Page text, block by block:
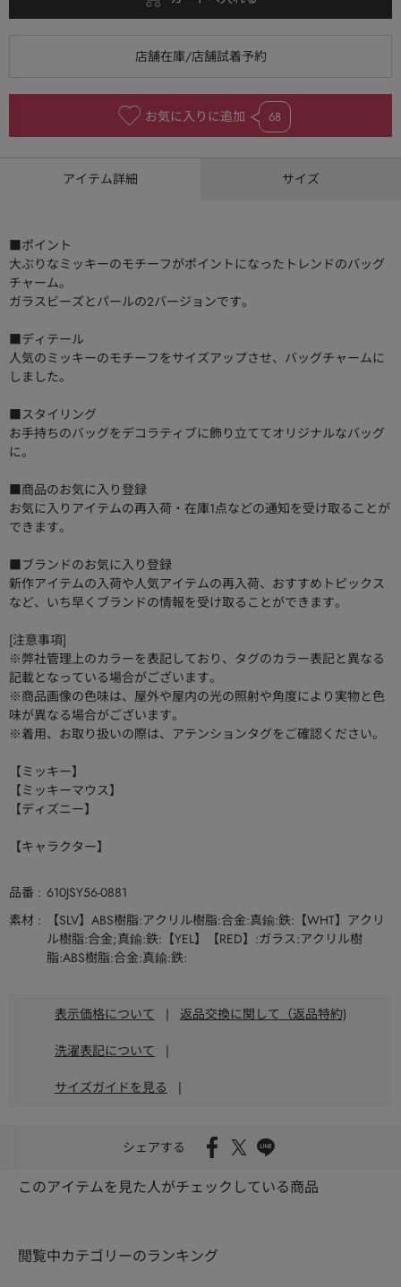
お気に入りに追加 68
アイテム詳細 サイズ
■ポイント
大ぶりなミッキーのモチーフがポイントになったトレンドのバッグ
チャーム。
ガラスビーズとパールの2バージョンです。
■ディテール
人気のミッキーのモチーフをサイズアップさせ、バッグチャームに
しました。
■スタイリング
お手持ちのバッグをデコラティブに飾り立ててオリジナルなバッグ
に。
■商品のお気に入り登録
お気に入りアイテムの再入荷・在庫1点などの通知を受け取ることが
できます。
■ブランドのお気に入り登録
新作アイテムの入荷や人気アイテムの再入荷、おすすめトピックス
など、いち早くブランドの情報を受け取ることができます。
[注意事項]
※弊社管理上のカラーを表記しており、タグのカラー表記と異なる
記載となっている場合がございます。
※商品画像の色味は、屋外や屋内の光の照射や角度により実物と色
味が異なる場合がございます。
※着用、お取り扱いの際は、アテンションタグをご確認ください。
【ミッキー】
【ミッキーマウス】
【ディズニー】
【キャラクター】
品番
610JSY56-0881
素材
【SLV】ABS樹脂:アクリル樹脂:合金:真鍮:鉄:【WHT】アクリ
ル樹脂:合金;真鍮:鉄:【YEL】【RED】:ガラス:アクリル樹
脂:ABS樹脂:合金:真鍮:鉄:
表示価格について | 返品交換に関して（返品特約)
洗濯表記について |
サイズガイドを見る |
シェアする
このアイテムを見た人がチェックしている商品
閲覧中カテゴリーのランキング